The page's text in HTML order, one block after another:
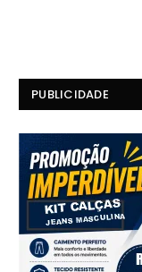
PUBLICIDADE